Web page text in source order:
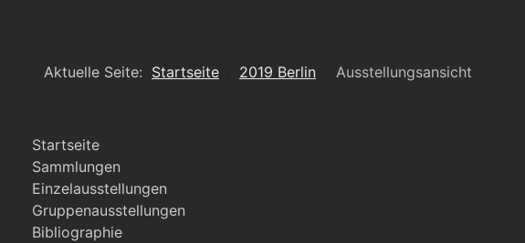
Aktuelle Seite: Startseite 2019 Berlin Ausstellungsansicht
Startseite
Sammlungen
Einzelausstellungen
Gruppenausstellungen
Bibliographie